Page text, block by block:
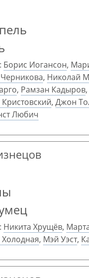
Борис Иогансон,
, Николай
, Рамзан Кадыров,
, Джон
Любич
Никита Хрущёв,
, Мэй Уэст,